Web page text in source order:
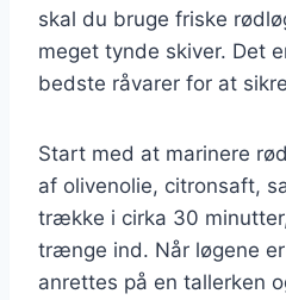
skal du bruge friske
meget tynde skiver. Det
bedste råvarer for at
Start med at marinere
af olivenolie, citronsaft,
trække i cirka 30
trænge ind. Når løgene
anrettes på en tallerken